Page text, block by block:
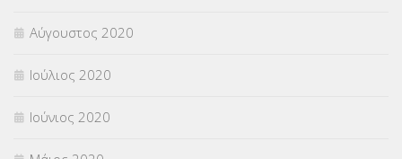
Αύγουστος 2020
Ιούλιος 2020
Ιούνιος 2020